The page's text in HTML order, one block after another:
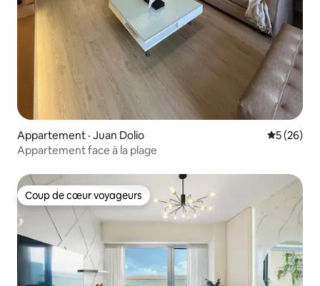
Appartement · Juan Dolio Note
5 (26)
Appartement face à la plage
Coup de cœur voyageurs
Coup de cœur voyageurs